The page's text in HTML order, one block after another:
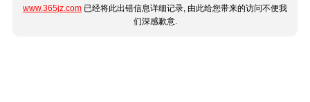
www.365jz.com 已经将此出错信息详细记录, 由此给您带来的访问不便我
们深感歉意.